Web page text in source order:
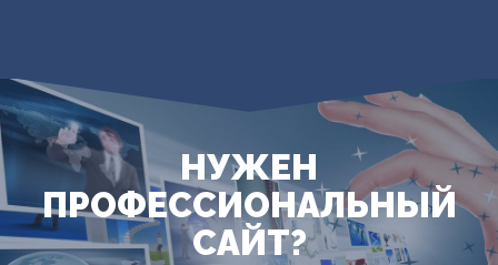
НУЖЕН
ПРОФЕССИОНАЛЬНЫЙ
САЙТ?